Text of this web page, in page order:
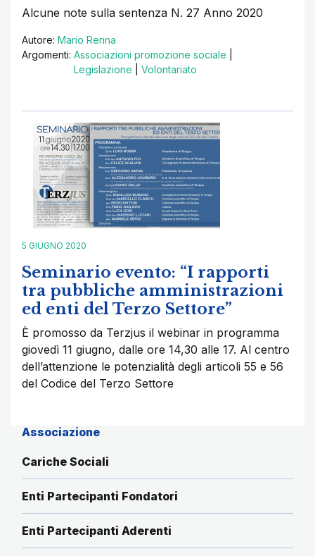
Alcune note sulla sentenza N. 27 Anno 2020
Autore: Mario Renna
Argomenti: Associazioni promozione sociale
Legislazione
Volontariato
5 GIUGNO 2020
Seminario evento: “I rapporti
tra pubbliche amministrazioni
ed enti del Terzo Settore”
È promosso da Terzjus il webinar in programma
giovedì 11 giugno, dalle ore 14,30 alle 17. Al centro
dell’attenzione le potenzialità degli articoli 55 e 56
del Codice del Terzo Settore
Associazione
Cariche Sociali
Enti Partecipanti Fondatori
Enti Partecipanti Aderenti